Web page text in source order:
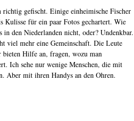
gefischt. Einige einheimische Fischer
Kulisse für ein paar Fotos gechartert. Wie
den Niederlanden nicht, oder? Undenkbar.
viel mehr eine Gemeinschaft. Die Leute
Hilfe an, fragen, wozu man
Ich sehe nur wenige Menschen, die mit
Aber mit ihren Handys an den Ohren.